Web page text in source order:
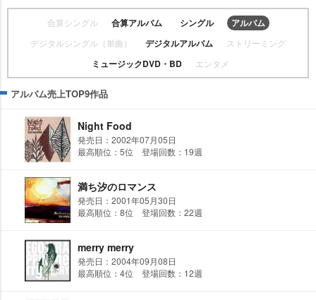
合算シングル 合算アルバム シングル アルバム
デジタルシングル（単曲） デジタルアルバム ストリーミング
ミュージックDVD・BD エンタメ
アルバム売上TOP9作品
Night Food
発売日：2002年07月05日
最高順位：5位 登場回数：19週
満ち汐のロマンス
発売日：2001年05月30日
最高順位：8位 登場回数：22週
merry merry
発売日：2004年09月08日
最高順位：4位 登場回数：12週